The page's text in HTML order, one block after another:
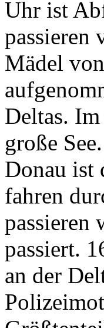
Uhr ist
passieren
Mädel
Deltas.
große
Donau ist
fahren
passieren
passiert.
an der